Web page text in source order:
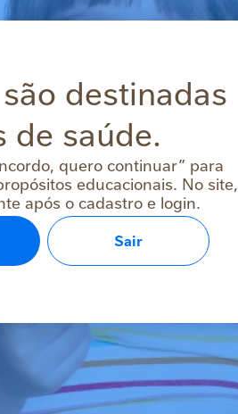
destinadas
de saúde.
quero continuar” para
educacionais. No site,
após o cadastro e login.
Sair